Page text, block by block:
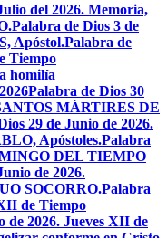
del 2026. Memoria,
Palabra de Dios 3 de
Apóstol.Palabra de
Tiempo
homilía
Palabra de Dios 30
MÁRTIRES DE
29 de Junio de 2026.
Apóstoles.Palabra
DEL TIEMPO
de 2026.
SOCORRO.Palabra
de Tiempo
de 2026. Jueves XII de